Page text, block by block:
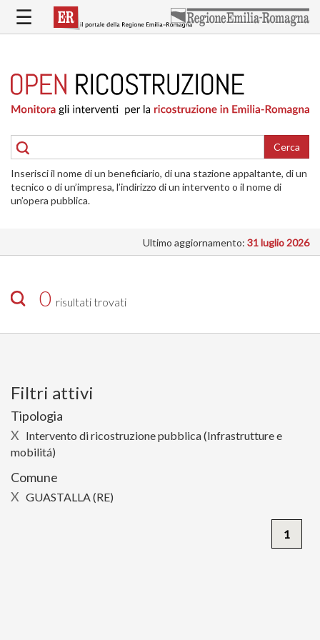
contenuto
RICOSTRUZIONE
PUBBLICA
DELLE
ABITAZIONI
RICOSTRUZIONE
ATTIVITÀ
INTERVENTI
SI
☰
Cerca
Inserisci il nome di un beneficiario, di una stazione appaltante, di un
tecnico o di un’impresa, l’indirizzo di un intervento o il nome di
un’opera pubblica.
Ultimo aggiornamento: 31 luglio 2026
0 risultati trovati
Filtri attivi
Tipologia
X Intervento di ricostruzione pubblica (Infrastrutture e
mobilitá)
Comune
X GUASTALLA (RE)
1